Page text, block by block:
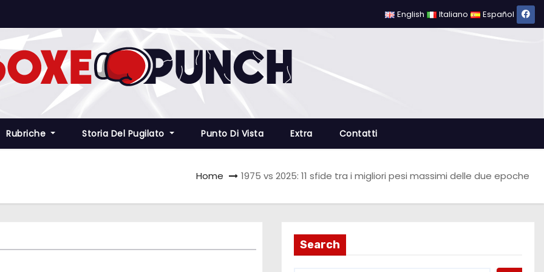
English Italiano Español
Rubriche Storia Del Pugilato Punto Di Vista Extra Contatti
Home 1975 vs 2025: 11 sfide tra i migliori pesi massimi delle due epoche
Search